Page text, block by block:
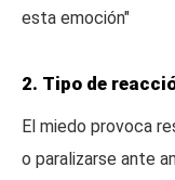
esta emoción"
2. Tipo de
El miedo provoca
o paralizarse ante